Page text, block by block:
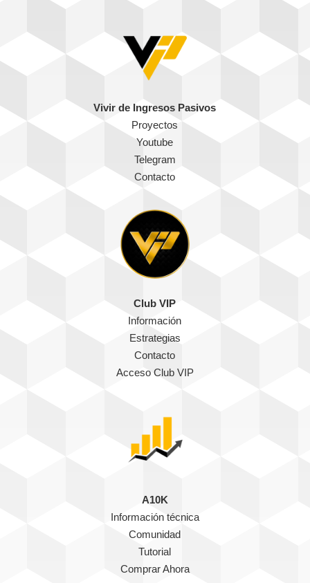
Vivir de Ingresos Pasivos
Proyectos
Youtube
Telegram
Contacto
Club VIP
Información
Estrategias
Contacto
Acceso Club VIP
A10K
Información técnica
Comunidad
Tutorial
Comprar Ahora